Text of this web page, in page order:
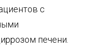
с
печени.